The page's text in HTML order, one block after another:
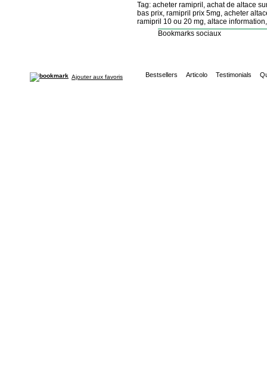
Tag: acheter ramipril, achat de altace
bas prix, ramipril prix 5mg, acheter
ramipril 10 ou 20 mg, altace
Bookmarks sociaux
Ajouter aux favoris Bestsellers Articolo Testimonials